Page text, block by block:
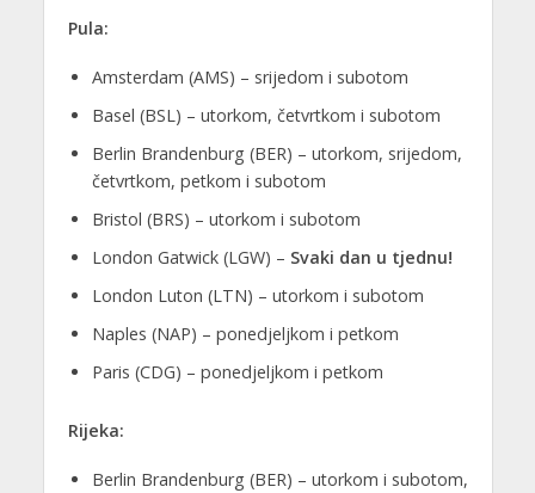
Pula:
Amsterdam (AMS) – srijedom i subotom
Basel (BSL) – utorkom, četvrtkom i subotom
Berlin Brandenburg (BER) – utorkom, srijedom,
četvrtkom, petkom i subotom
Bristol (BRS) – utorkom i subotom
London Gatwick (LGW) – Svaki dan u tjednu!
London Luton (LTN) – utorkom i subotom
Naples (NAP) – ponedjeljkom i petkom
Paris (CDG) – ponedjeljkom i petkom
Rijeka:
Berlin Brandenburg (BER) – utorkom i subotom,